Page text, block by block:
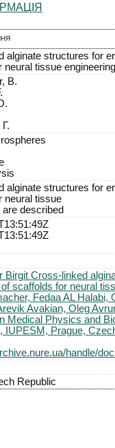
alginate structures for
neural tissue engineering
B.
alginate structures for
neural tissue
are described
Birgit Cross-linked
scaffolds for neural
Fedaa AL Halabi,
Avakian, Oleg
Medical Physics and
IUPESM, Prague,
handle/
Republic